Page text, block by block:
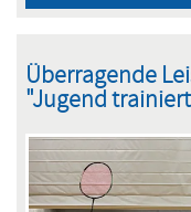
Überragende
"Jugend